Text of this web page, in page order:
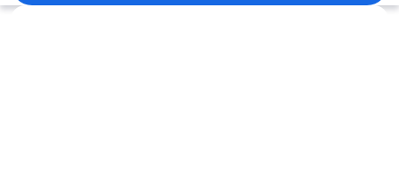
Jelajahi peta